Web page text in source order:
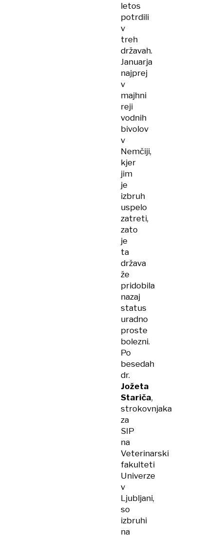
letos
potrdili
v
treh
državah.
Januarja
najprej
v
majhni
reji
vodnih
bivolov
v
Nemčiji,
kjer
jim
je
izbruh
uspelo
zatreti,
zato
je
ta
država
že
pridobila
nazaj
status
uradno
proste
bolezni.
Po
besedah
dr.
Jožeta
Stariča,
strokovnjaka
za
SIP
na
Veterinarski
fakulteti
Univerze
v
Ljubljani,
so
izbruhi
na